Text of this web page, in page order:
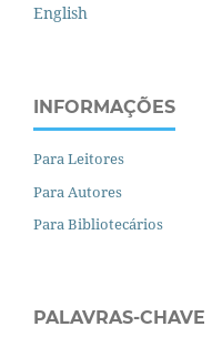
English
INFORMAÇÕES
Para Leitores
Para Autores
Para Bibliotecários
PALAVRAS-CHAVE